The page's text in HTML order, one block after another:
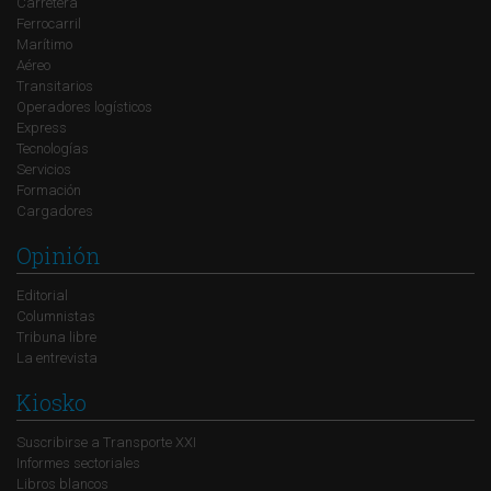
Ferrocarril
Marítimo
Aéreo
Transitarios
Operadores logísticos
Express
Tecnologías
Servicios
Formación
Cargadores
Opinión
Editorial
Columnistas
Tribuna libre
La entrevista
Kiosko
Suscribirse a Transporte XXI
Informes sectoriales
Libros blancos